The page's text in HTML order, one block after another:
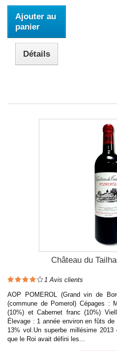
Ajouter au
panier
Détails
Château du
1 Avis clients
AOP POMEROL (Grand vin de
(commune de Pomerol) Cépages :
(10%) et Cabernet franc (10%)
Élevage : 1 année environ en fûts
13% vol.Un superbe millésime
que le Roi avait défini les...